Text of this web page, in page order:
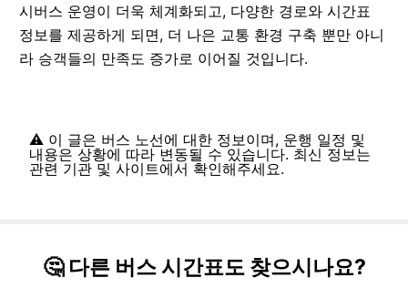
시버스 운영이 더욱 체계화되고, 다양한 경로와 시간표
정보를 제공하게 되면, 더 나은 교통 환경 구축 뿐만 아니
라 승객들의 만족도 증가로 이어질 것입니다.
⚠️ 이 글은 버스 노선에 대한 정보이며, 운행 일정 및
내용은 상황에 따라 변동될 수 있습니다. 최신 정보는
관련 기관 및 사이트에서 확인해주세요.
🤔 다른 버스 시간표도 찾으시나요?